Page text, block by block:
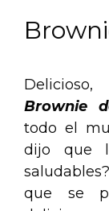
Brownie
todo el
dijo que
que se